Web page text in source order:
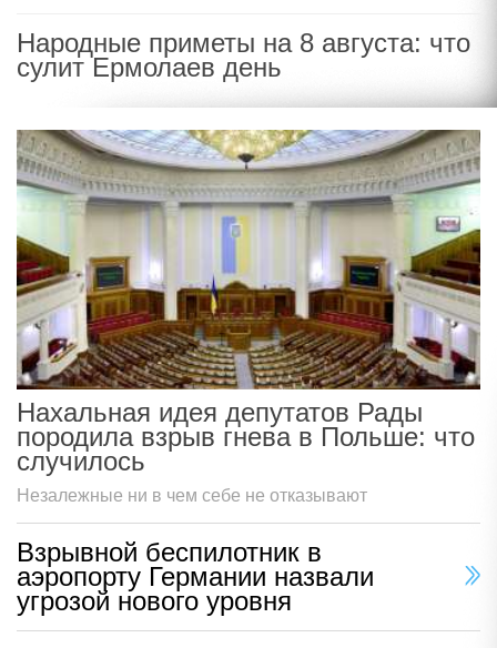
Народные приметы на 8 августа: что
сулит Ермолаев день
Нахальная идея депутатов Рады
породила взрыв гнева в Польше: что
случилось
Незалежные ни в чем себе не отказывают
Взрывной беспилотник в
аэропорту Германии назвали
угрозой нового уровня